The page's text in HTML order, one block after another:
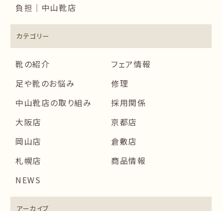
負担｜中山靴店
カテゴリー
靴の紹介
フェア情報
足や靴のお悩み
修理
中山靴店の取り組み
採用関係
大阪店
京都店
岡山店
倉敷店
札幌店
商品情報
NEWS
アーカイブ